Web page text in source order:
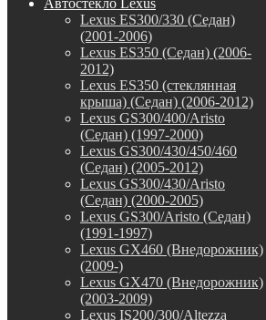
Lexus ES300/330 (Седан)
(2001-2006)
Lexus ES350 (Седан) (2006-
2012)
Lexus ES350 (стеклянная
крыша) (Седан) (2006-2012)
Lexus GS300/400/Aristo
(Седан) (1997-2000)
Lexus GS300/430/450/460
(Седан) (2005-2012)
Lexus GS300/430/Aristo
(Седан) (2000-2005)
Lexus GS300/Aristo (Седан)
(1991-1997)
Lexus GX460 (Внедорожник)
(2009-)
Lexus GX470 (Внедорожник)
(2003-2009)
Lexus IS200/300/Altezza